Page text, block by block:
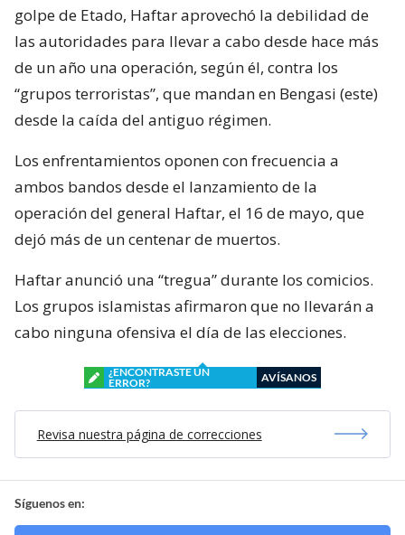
golpe de Etado, Haftar aprovechó la debilidad de
las autoridades para llevar a cabo desde hace más
de un año una operación, según él, contra los
“grupos terroristas”, que mandan en Bengasi (este)
desde la caída del antiguo régimen.
Los enfrentamientos oponen con frecuencia a
ambos bandos desde el lanzamiento de la
operación del general Haftar, el 16 de mayo, que
dejó más de un centenar de muertos.
Haftar anunció una “tregua” durante los comicios.
Los grupos islamistas afirmaron que no llevarán a
cabo ninguna ofensiva el día de las elecciones.
¿ENCONTRASTE UN
ERROR?
AVÍSANOS
Revisa nuestra página de correcciones
Síguenos en: